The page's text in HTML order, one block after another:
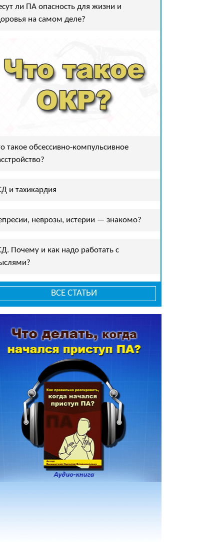
ли ПА опасность для жизни и
на самом деле?
такое обсессивно-компульсивное
и тахикардия
неврозы, истерии — знакомо?
Почему и как надо работать с
ВСЕ СТАТЬИ